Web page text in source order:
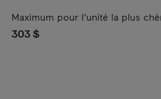
Maximum pour l'unité la plus
303 $